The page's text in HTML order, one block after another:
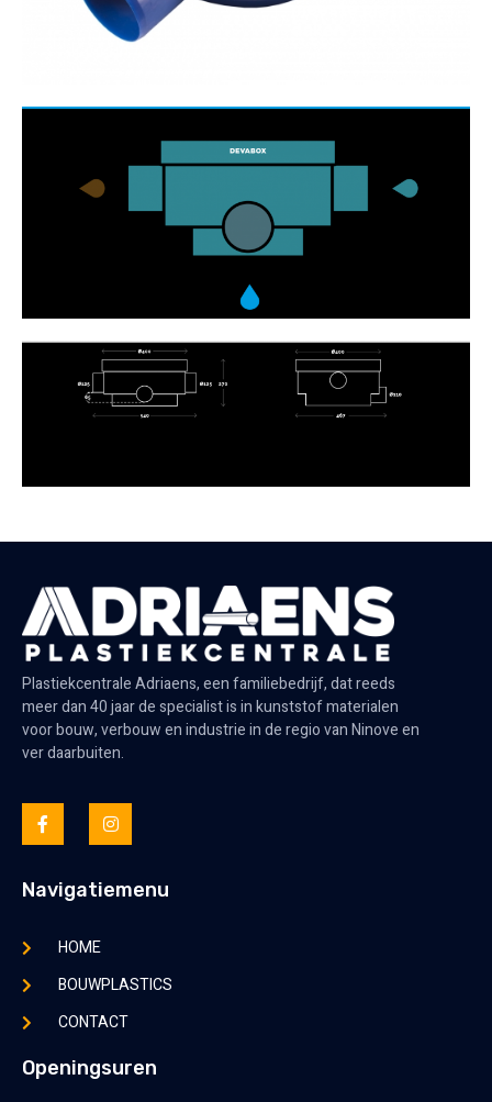
Plastiekcentrale Adriaens, een familiebedrijf, dat reeds
meer dan 40 jaar de specialist is in kunststof materialen
voor bouw, verbouw en industrie in de regio van Ninove en
ver daarbuiten.
Navigatiemenu
HOME
BOUWPLASTICS
CONTACT
Openingsuren